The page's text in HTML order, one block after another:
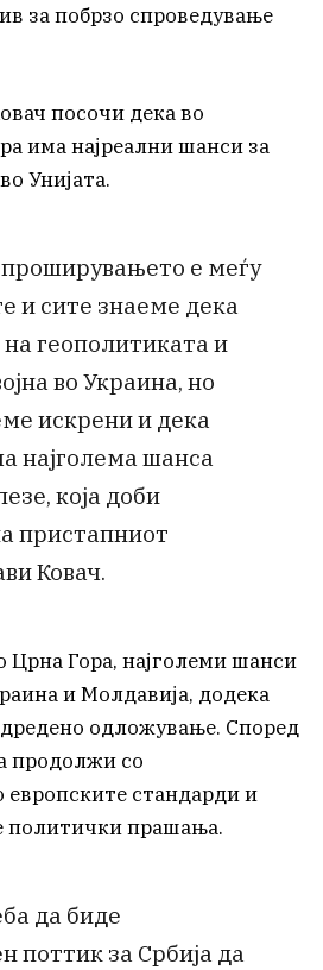
за побрзо спроведување
посочи дека во
има најреални шанси за
Унијата.
е меѓу
и сите знаеме дека
геополитиката и
во Украина, но
искрени и дека
најголема шанса
која доби
пристапниот
Ковач.
Црна Гора, најголеми шанси
и Молдавија, додека
одложување. Според
продолжи со
европските стандарди и
политички прашања.
да биде
поттик за Србија да